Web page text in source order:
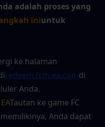
adalah proses yang
iniuntuk
ke halaman
redeem.fcm.ea.comdi
Anda.
Tautan ke game FC
Anda dapat